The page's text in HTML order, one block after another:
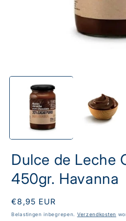
Dulce de Leche
450gr. Havanna
Normale
prijs
€8,95 EUR
Belastingen inbegrepen. Verzendkosten